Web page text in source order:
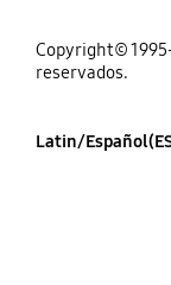
Copyright©
reservados.
Latin/